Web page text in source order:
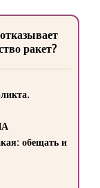
ракет?
обещать и